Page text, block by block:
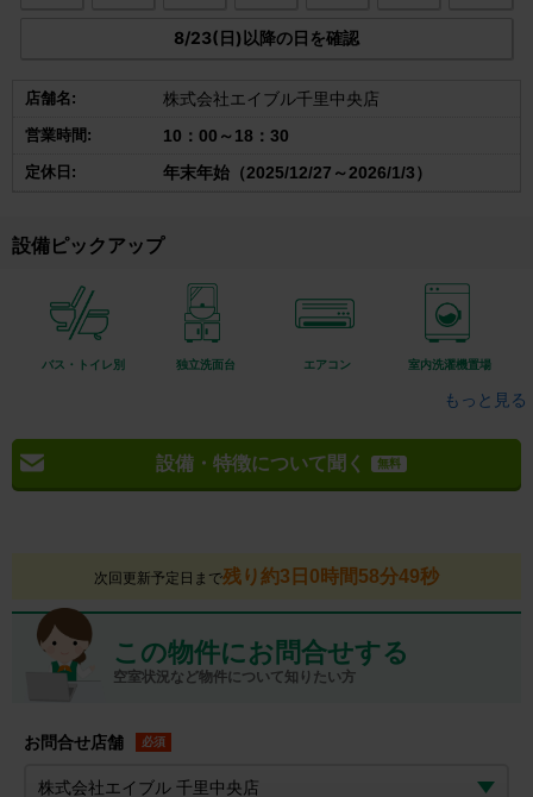
8/23(日)以降の日を確認
店舗名: 株式会社エイブル千里中央店
営業時間: 10：00～18：30
定休日: 年末年始（2025/12/27～2026/1/3）
設備ピックアップ
バス・トイレ別 独立洗面台 エアコン 室内洗濯機置場
もっと見る
設備・特徴について聞く 無料
次回更新予定日まで残り約3日0時間58分48秒
この物件にお問合せする
空室状況など物件について知りたい方
お問合せ店舗 必須